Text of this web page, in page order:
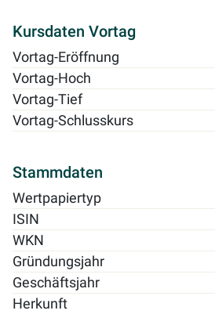
Kursdaten Vortag
Vortag-Eröffnung
Vortag-Hoch
Vortag-Tief
Vortag-Schlusskurs
Stammdaten
Wertpapiertyp
ISIN
WKN
Gründungsjahr
Geschäftsjahr
Herkunft